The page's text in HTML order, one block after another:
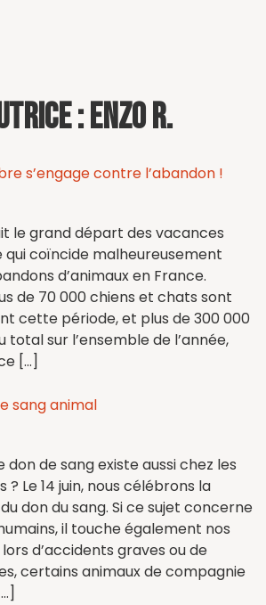
:Enzo R.
s’engage contre l’abandon !
le grand départ des vacances
qui coïncide malheureusement
d’animaux en France.
de 70 000 chiens et chats sont
cette période, et plus de 300 000
total sur l’ensemble de l’année,
[…]
sang animal
don de sang existe aussi chez les
Le 14 juin, nous célébrons la
don du sang. Si ce sujet concerne
il touche également nos
d’accidents graves ou de
certains animaux de compagnie